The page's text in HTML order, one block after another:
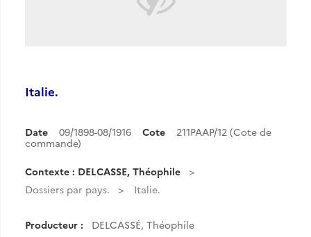
Italie.
Date 09/1898-08/1916 Cote
211PAAP/12 (Cote de
commande)
Contexte : DELCASSE, Théophile
Dossiers par pays.
Italie.
Producteur : DELCASSÉ, Théophile